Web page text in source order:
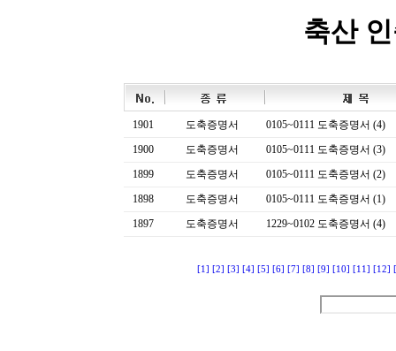
축산
1901 도축증명서
0105~0111 도축증명서 (4)
1900
도축증명서
0105~0111 도축증명서 (3)
1899
도축증명서
0105~0111 도축증명서 (2)
1898
도축증명서
0105~0111 도축증명서 (1)
1897
도축증명서 1229~0102 도축증명서 (4)
[1] [2] [3] [4] [5] [6] [7] [8] [9] [10] [11] [12]